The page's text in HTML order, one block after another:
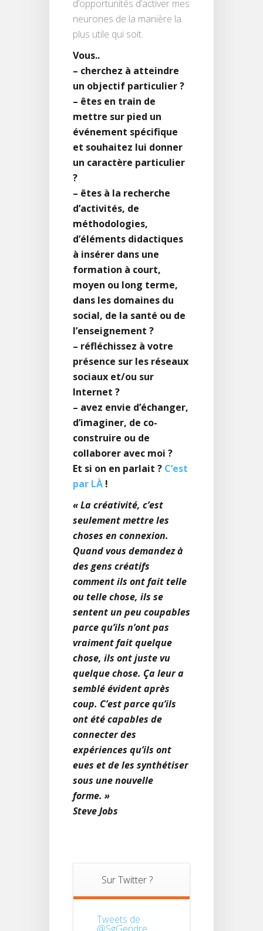
d’opportunités d’activer mes
neurones de la manière la
plus utile qui soit.
Vous..
– cherchez à atteindre
un objectif particulier ?
– êtes en train de
mettre sur pied un
événement spécifique
et souhaitez lui donner
un caractère particulier
?
– êtes à la recherche
d’activités, de
méthodologies,
d’éléments didactiques
à insérer dans une
formation à court,
moyen ou long terme,
dans les domaines du
social, de la santé ou de
l’enseignement ?
– réfléchissez à votre
présence sur les réseaux
sociaux et/ou sur
Internet ?
– avez envie d’échanger,
d’imaginer, de co-
construire ou de
collaborer avec moi ?
Et si on en parlait ? C’est
par LÀ !
« La créativité, c’est
seulement mettre les
choses en connexion.
Quand vous demandez à
des gens créatifs
comment ils ont fait telle
ou telle chose, ils se
sentent un peu coupables
parce qu’ils n’ont pas
vraiment fait quelque
chose, ils ont juste vu
quelque chose. Ça leur a
semblé évident après
coup. C’est parce qu’ils
ont été capables de
connecter des
expériences qu’ils ont
eues et de les synthétiser
sous une nouvelle
forme. »
Steve Jobs
Sur Twitter ?
Tweets de